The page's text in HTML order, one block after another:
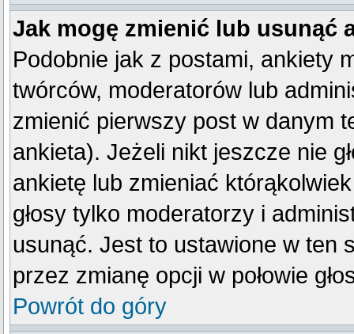
Jak mogę zmienić lub usunąć
Podobnie jak z postami, ankiety
twórców, moderatorów lub
zmienić pierwszy post w danym
ankieta). Jeżeli nikt jeszcze nie
ankietę lub zmieniać
głosy tylko moderatorzy i
usunąć. Jest to ustawione w ten
przez zmianę opcji w połowie
Powrót do góry